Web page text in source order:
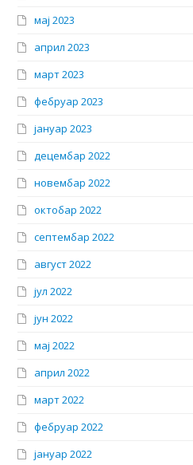
мај 2023
април 2023
март 2023
фебруар 2023
јануар 2023
децембар 2022
новембар 2022
октобар 2022
септембар 2022
август 2022
јул 2022
јун 2022
мај 2022
април 2022
март 2022
фебруар 2022
јануар 2022